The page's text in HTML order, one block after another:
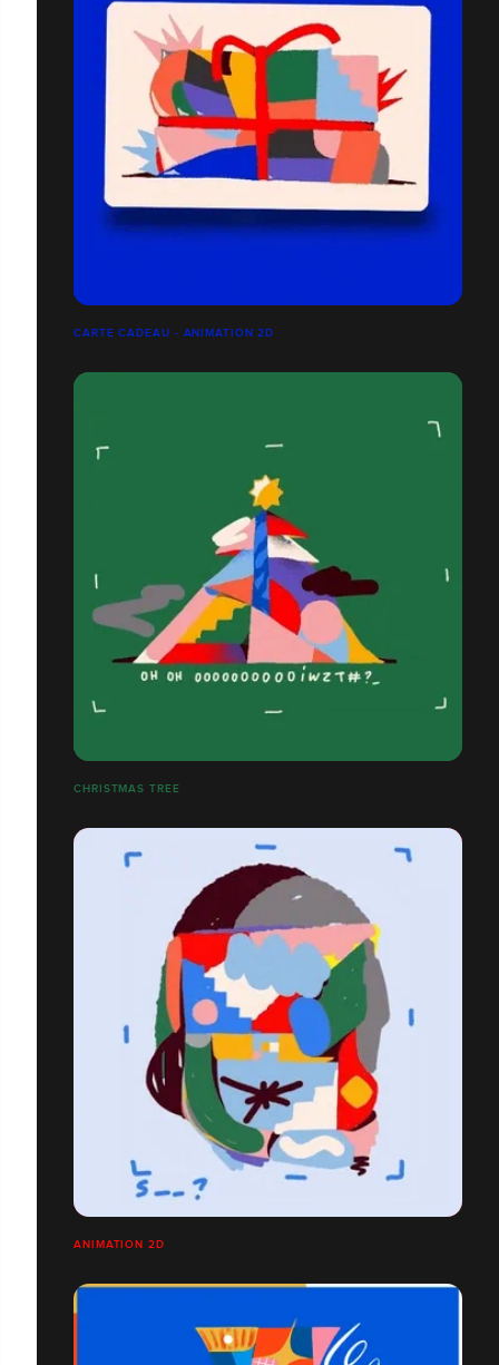
CARTE CADEAU - ANIMATION 2D
CHRISTMAS TREE
ANIMATION 2D